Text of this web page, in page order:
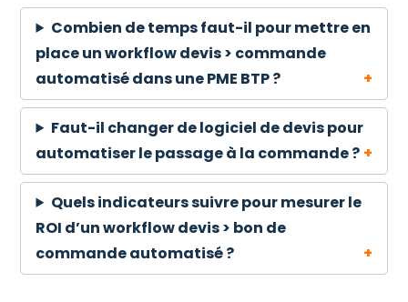
Combien de temps faut-il pour mettre en
place un workflow devis > commande
automatisé dans une PME BTP ?
Faut-il changer de logiciel de devis pour
automatiser le passage à la commande ?
Quels indicateurs suivre pour mesurer le
ROI d’un workflow devis > bon de
commande automatisé ?